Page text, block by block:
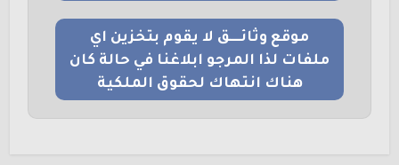
موقع وثائــــق لا يقوم بتخزين اي
ملفات لذا المرجو ابلاغنا في حالة كان
هناك انتهاك لحقوق الملكية